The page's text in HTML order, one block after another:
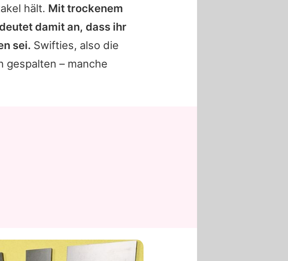
hält. Mit trockenem
damit an, dass ihr
sei. Swifties, also die
gespalten – manche